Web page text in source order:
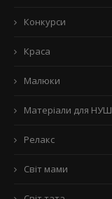
Конкурси
Краса
Малюки
Матеріали для НУШ
Релакс
Світ мами